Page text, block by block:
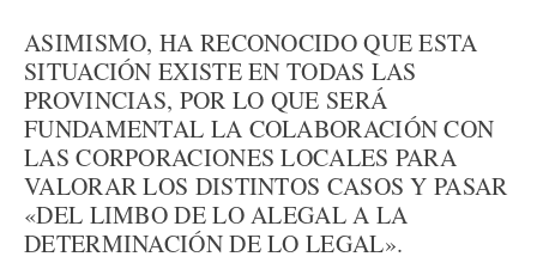
ASIMISMO, HA RECONOCIDO QUE ESTA
SITUACIÓN EXISTE EN TODAS LAS
PROVINCIAS, POR LO QUE SERÁ
FUNDAMENTAL LA COLABORACIÓN CON
LAS CORPORACIONES LOCALES PARA
VALORAR LOS DISTINTOS CASOS Y PASAR
«DEL LIMBO DE LO ALEGAL A LA
DETERMINACIÓN DE LO LEGAL».